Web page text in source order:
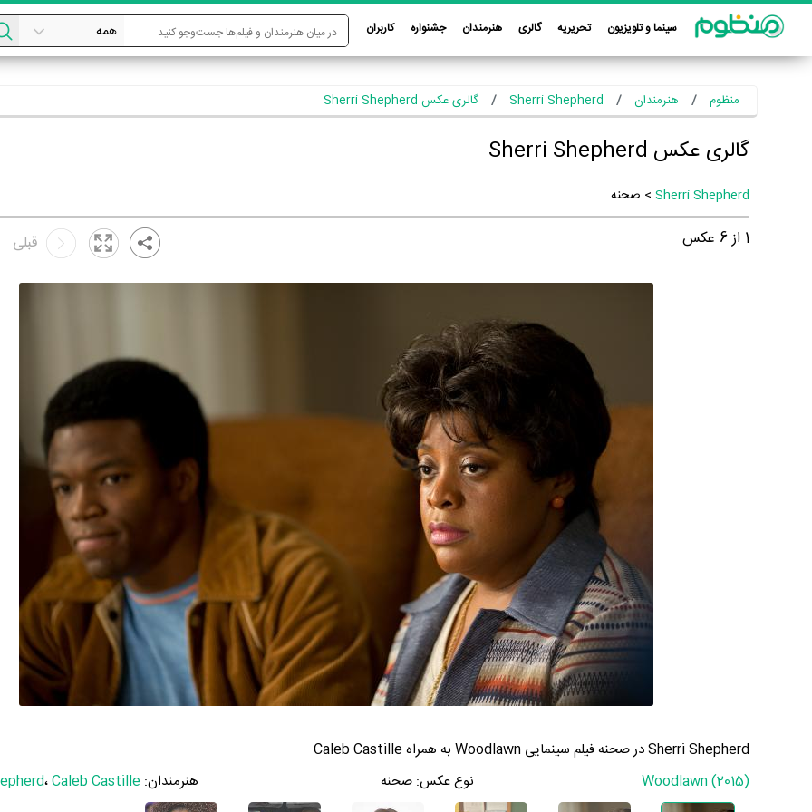
سینما و تلویزیون تحریریه گالری هنرمندان جشنواره کاربران
منظوم هنرمندان Sherri Shepherd گالری عکس Sherri Shepherd
گالری عکس Sherri Shepherd
Sherri Shepherd > صحنه
1 از6 عکس قبلی
Sherri Shepherd در صحنه فیلم سینمایی Woodlawn به همراه Caleb Castille
Woodlawn (2015)
نوع عکس:صحنه هنرمندان: ،Caleb Castille